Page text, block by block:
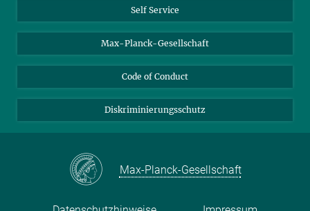
Nachhaltige und Bio-inspirierte Materialien
Self Service
Max-Planck-Gesellschaft
Code of Conduct
Diskriminierungsschutz
Max-Planck-Gesellschaft